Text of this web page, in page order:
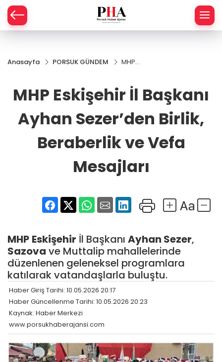
Anasayfa PORSUK GÜNDEM
MHP
Ayhan
Sezer’den
Birlik,
Beraberlik
Mesajları
MHP Eskişehir İl Başkanı
Ayhan Sezer’den Birlik,
Beraberlik ve Vefa
Mesajları
MHP Eskişehir İl Başkanı Ayhan Sezer,
Sazova ve Muttalip mahallelerinde
düzenlenen geleneksel programlara
katılarak vatandaşlarla buluştu.
Haber Giriş Tarihi: 10.05.2026 20:17
Haber Güncellenme Tarihi: 10.05.2026 20:23
Kaynak: Haber Merkezi
www.porsukhaberajansi.com